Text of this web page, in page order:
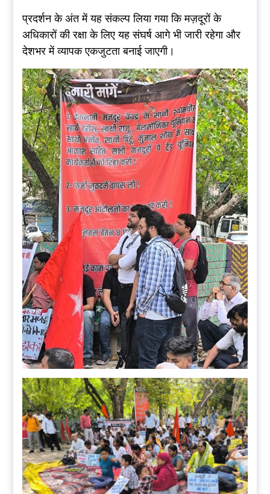
प्रदर्शन के अंत में यह संकल्प लिया गया कि मज़दूरों के
अधिकारों की रक्षा के लिए यह संघर्ष आगे भी जारी रहेगा और
देशभर में व्यापक एकजुटता बनाई जाएगी।